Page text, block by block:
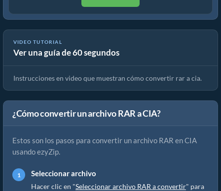
VIDEO TUTORIAL
Ver una guía de 60 segundos
Cómo convertir RAR a archivo original (Guía sencilla)
Instrucciones en video que muestran cómo convertir rar a cia.
¿Cómo convertir un archivo RAR a CIA?
Estos son los pasos para convertir un archivo RAR en CIA
usando ezyZip.
Seleccionar archivo
Hacer clic en "Seleccionar archivo RAR a convertir" para